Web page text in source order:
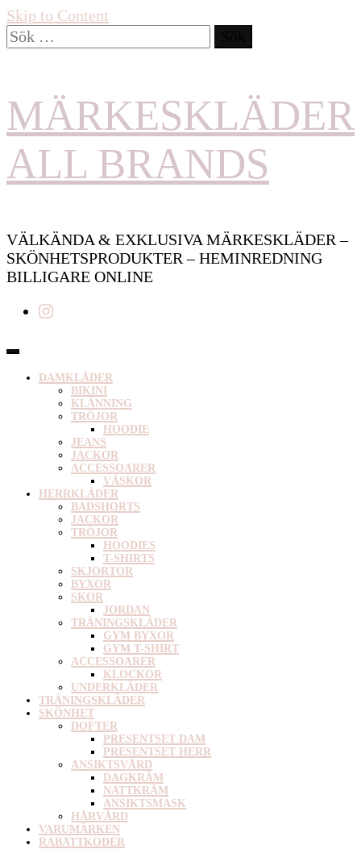
Skip to Content
Sök
efter:
MÄRKESKLÄDER
ALL BRANDS
VÄLKÄNDA & EXKLUSIVA MÄRKESKLÄDER –
SKÖNHETSPRODUKTER – HEMINREDNING
BILLIGARE ONLINE
DAMKLÄDER
BIKINI
KLÄNNING
TRÖJOR
HOODIE
JEANS
JACKOR
ACCESSOARER
VÄSKOR
HERRKLÄDER
BADSHORTS
JACKOR
TRÖJOR
HOODIES
T-SHIRTS
SKJORTOR
BYXOR
SKOR
JORDAN
TRÄNINGSKLÄDER
GYM BYXOR
GYM T-SHIRT
ACCESSOARER
KLOCKOR
UNDERKLÄDER
TRÄNINGSKLÄDER
SKÖNHET
DOFTER
PRESENTSET DAM
PRESENTSET HERR
ANSIKTSVÅRD
DAGKRÄM
NATTKRÄM
ANSIKTSMASK
HÅRVÅRD
VARUMÄRKEN
RABATTKODER